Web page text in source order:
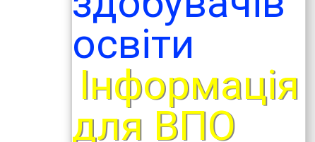
освіти
Інформація
для ВПО